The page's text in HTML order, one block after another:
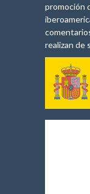
promoción
realizan de